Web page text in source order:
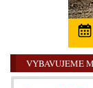
VYBAVUJEME